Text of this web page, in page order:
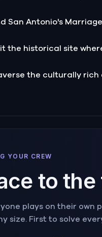
San Antonio's
the historical site
the culturally rich
YOUR CREW
to
plays on their own
size. First to solve